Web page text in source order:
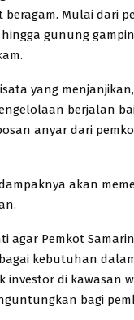
beragam. Mulai dari
gunung
yang
berjalan
anyar dari
akan
agar Pemkot
kebutuhan
investor di kawasan
bagi